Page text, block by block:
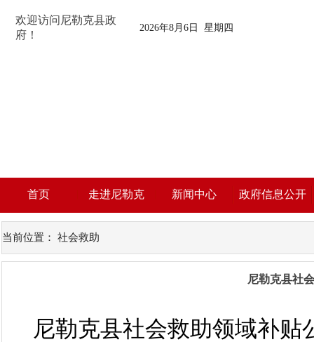
欢迎访问尼勒克县政
府！
2026年8月6日 星期四
首页 走进尼勒克 新闻中心 政府信息公开
当前位置： 社会救助
尼勒克县社
尼勒克县社会救助领域补贴